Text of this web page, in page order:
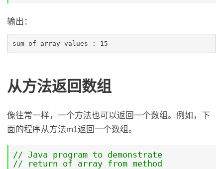
输出：
sum of array values : 15
从方法返回数组
像往常一样，一个方法也可以返回一个数组。例如，下
面的程序从方法m1返回一个数组。
// Java program to demonstrate
// return of array from method